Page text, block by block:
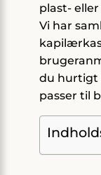
plast-
Vi har
du hurtigt
passer til